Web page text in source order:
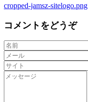
投
稿
ナ
ビ
ゲ
cropped-jamsz-sitelogo.png
コメントをどうぞ